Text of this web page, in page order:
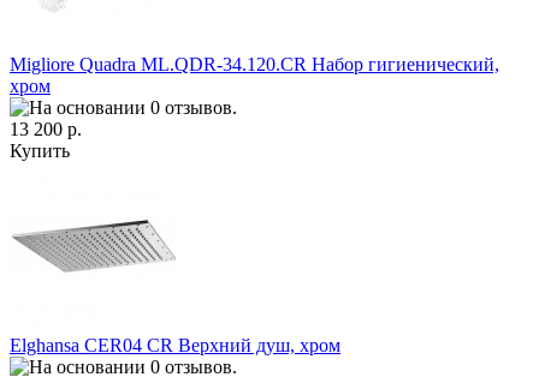
Migliore Quadra ML.QDR-34.120.CR Набор гигиенический,
хром
13 200 р.
Купить
Elghansa CER04 CR Верхний душ, хром